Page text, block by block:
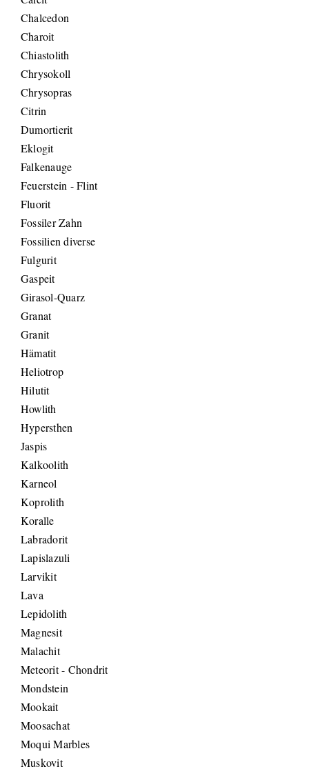
Chalcedon
Charoit
Chiastolith
Chrysokoll
Chrysopras
Citrin
Dumortierit
Eklogit
Falkenauge
Feuerstein - Flint
Fluorit
Fossiler Zahn
Fossilien diverse
Fulgurit
Gaspeit
Girasol-Quarz
Granat
Granit
Hämatit
Heliotrop
Hilutit
Howlith
Hypersthen
Jaspis
Kalkoolith
Karneol
Koprolith
Koralle
Labradorit
Lapislazuli
Larvikit
Lava
Lepidolith
Magnesit
Malachit
Meteorit - Chondrit
Mondstein
Mookait
Moosachat
Moqui Marbles
Muskovit